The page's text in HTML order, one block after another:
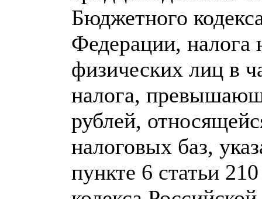
Бюджетного
Федерации, налога
физических лиц в
налога,
рублей,
налоговых баз,
пункте 6 статьи